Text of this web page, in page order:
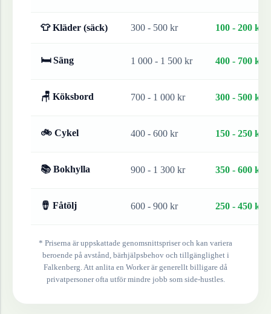
👕 Kläder (säck) 300 - 500 kr 100 - 200 kr
🛏 Säng 1 000 - 1 500 kr 400 - 700 kr
🪑 Köksbord 700 - 1 000 kr 300 - 500 kr
🚲 Cykel 400 - 600 kr 150 - 250 kr
📚 Bokhylla 900 - 1 300 kr 350 - 600 kr
🪘 Fåtölj 600 - 900 kr 250 - 450 kr
* Priserna är uppskattade genomsnittspriser och kan variera
beroende på avstånd, bärhjälpsbehov och tillgänglighet i
Falkenberg. Att anlita en Worker är generellt billigare då
privatpersoner ofta utför mindre jobb som side-hustles.